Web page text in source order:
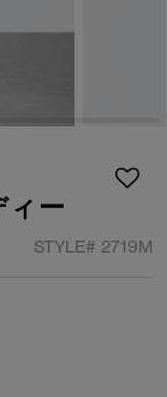
ィー
STYLE# 2719M